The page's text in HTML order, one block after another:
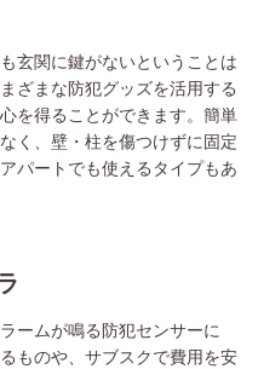
玄関に鍵がないということは
ざまな防犯グッズを活用する
を得ることができます。簡単
く、壁・柱を傷つけずに固定
パートでも使えるタイプもあ
ームが鳴る防犯センサーに
ものや、サブスクで費用を安